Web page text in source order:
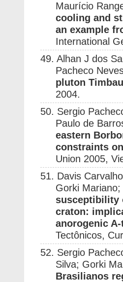
Maurício
cooling and
an example
International
49. Alhan J dos
Pacheco
pluton
2004.
50. Sergio
Paulo de
eastern
constraints
Union 2005,
51. Davis
Gorki
susceptibility
craton:
anorogenic
Tectônicos,
52. Sergio
Silva; Gorki
Brasilianos